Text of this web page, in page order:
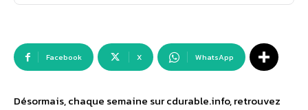
Facebook X WhatsApp
Désormais, chaque semaine sur cdurable.info, retrouvez